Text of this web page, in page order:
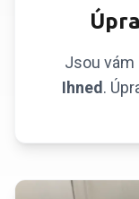
Jsou vám
Ihned.